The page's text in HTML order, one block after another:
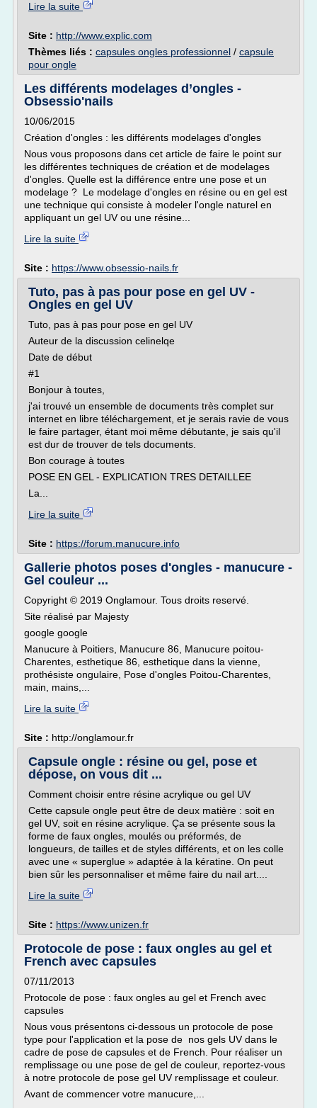
Lire la suite
Site : http://www.explic.com
Thèmes liés : capsules ongles professionnel / capsule
pour ongle
Les différents modelages d’ongles -
Obsessio'nails
10/06/2015
Création d'ongles : les différents modelages d'ongles
Nous vous proposons dans cet article de faire le point sur
les différentes techniques de création et de modelages
d'ongles. Quelle est la différence entre une pose et un
modelage ? Le modelage d'ongles en résine ou en gel est
une technique qui consiste à modeler l'ongle naturel en
appliquant un gel UV ou une résine...
Lire la suite
Site : https://www.obsessio-nails.fr
Tuto, pas à pas pour pose en gel UV -
Ongles en gel UV
Tuto, pas à pas pour pose en gel UV
Auteur de la discussion celinelqe
Date de début
#1
Bonjour à toutes,
j'ai trouvé un ensemble de documents très complet sur
internet en libre téléchargement, et je serais ravie de vous
le faire partager, étant moi même débutante, je sais qu'il
est dur de trouver de tels documents.
Bon courage à toutes
POSE EN GEL - EXPLICATION TRES DETAILLEE
La...
Lire la suite
Site : https://forum.manucure.info
Gallerie photos poses d'ongles - manucure -
Gel couleur ...
Copyright © 2019 Onglamour. Tous droits reservé.
Site réalisé par Majesty
google google
Manucure à Poitiers, Manucure 86, Manucure poitou-
Charentes, esthetique 86, esthetique dans la vienne,
prothésiste ongulaire, Pose d'ongles Poitou-Charentes,
main, mains,...
Lire la suite
Site : http://onglamour.fr
Capsule ongle : résine ou gel, pose et
dépose, on vous dit ...
Comment choisir entre résine acrylique ou gel UV
Cette capsule ongle peut être de deux matière : soit en
gel UV, soit en résine acrylique. Ça se présente sous la
forme de faux ongles, moulés ou préformés, de
longueurs, de tailles et de styles différents, et on les colle
avec une « superglue » adaptée à la kératine. On peut
bien sûr les personnaliser et même faire du nail art....
Lire la suite
Site : https://www.unizen.fr
Protocole de pose : faux ongles au gel et
French avec capsules
07/11/2013
Protocole de pose : faux ongles au gel et French avec
capsules
Nous vous présentons ci-dessous un protocole de pose
type pour l'application et la pose de nos gels UV dans le
cadre de pose de capsules et de French. Pour réaliser un
remplissage ou une pose de gel de couleur, reportez-vous
à notre protocole de pose gel UV remplissage et couleur.
Avant de commencer votre manucure,...